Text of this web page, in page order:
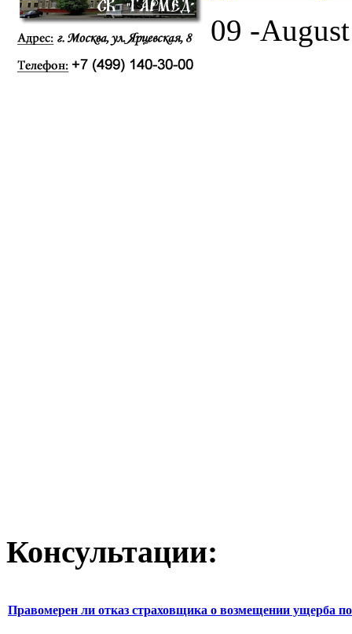
09 -
Консультации:
Правомерен ли отказ страховщика о возмещении ущерба по